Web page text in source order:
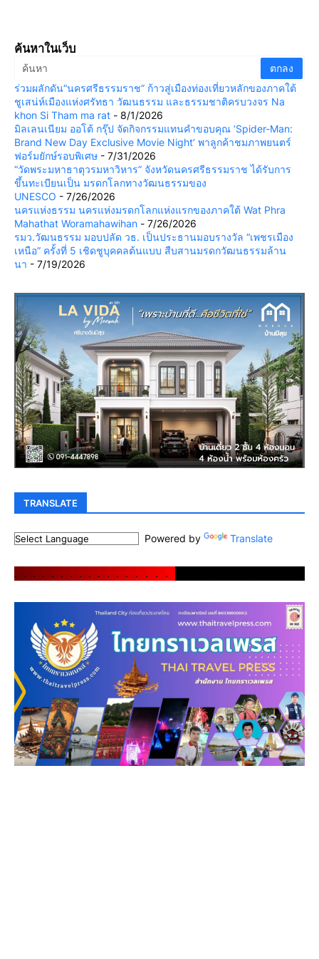
ค้นหาในเว็บ
ร่วมผลักดัน“นครศรีธรรมราช” ก้าวสู่เมืองท่องเที่ยวหลักของภาคใต้
ชูเสน่ห์เมืองแห่งศรัทธา วัฒนธรรม และธรรมชาติครบวงจร Na
khon Si Tham ma rat - 8/1/2026
มิลเลนเนียม ออโต้ กรุ๊ป จัดกิจกรรมแทนคำขอบคุณ ‘Spider-Man:
Brand New Day Exclusive Movie Night’ พาลูกค้าชมภาพยนตร์
ฟอร์มยักษ์รอบพิเศษ - 7/31/2026
“วัดพระมหาธาตุวรมหาวิหาร” จังหวัดนครศรีธรรมราช ได้รับการ
ขึ้นทะเบียนเป็น มรดกโลกทางวัฒนธรรมของ
UNESCO - 7/26/2026
นครแห่งธรรม นครแห่งมรดกโลกแห่งแรกของภาคใต้ Wat Phra
Mahathat Woramahawihan - 7/26/2026
รมว.วัฒนธรรม มอบปลัด วธ. เป็นประธานมอบรางวัล “เพชรเมือง
เหนือ” ครั้งที่ 5 เชิดชูบุคคลต้นแบบ สืบสานมรดกวัฒนธรรมล้าน
นา - 7/19/2026
TRANSLATE
Powered by Translate
. . . . . . . . . . . . . . . . .